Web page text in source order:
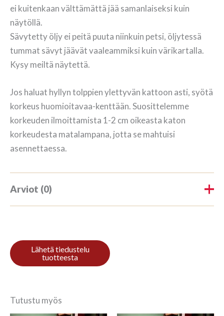
ei kuitenkaan välttämättä jää samanlaiseksi kuin
näytöllä.
Sävytetty öljy ei peitä puuta niinkuin petsi, öljytessä
tummat sävyt jäävät vaaleammiksi kuin värikartalla.
Kysy meiltä näytettä.
Jos haluat hyllyn tolppien ylettyvän kattoon asti, syötä
korkeus huomioitavaa-kenttään. Suosittelemme
korkeuden ilmoittamista 1-2 cm oikeasta katon
korkeudesta matalampana, jotta se mahtuisi
asennettaessa.
Arviot (0)
Kirjoita ensimmäinen arvio
Sinun on
Tutustu myös